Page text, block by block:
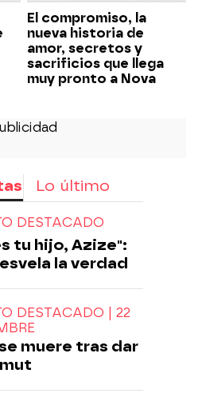
El compromiso, la
nueva historia de
amor, secretos y
sacrificios que llega
muy pronto a Nova
Lo último
DESTACADO
tu hijo, Azize":
la verdad
DESTACADO | 22
muere tras dar